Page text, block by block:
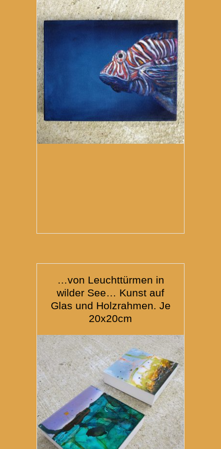
…von Leuchttürmen in
wilder See… Kunst auf
Glas und Holzrahmen. Je
20x20cm